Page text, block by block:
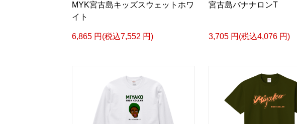
MYK宮古島キッズスウェットホワ
イト
6,865 円(税込7,552 円)
宮古島バナナロンT
3,705 円(税込4,076 円)